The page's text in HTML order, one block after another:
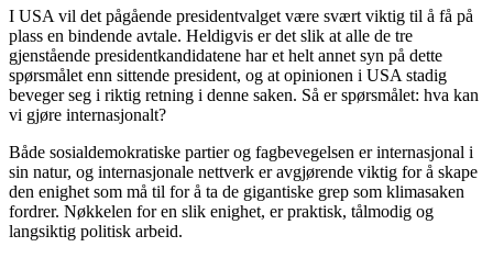
I USA vil det pågående presidentvalget være svært viktig til å få på
plass en bindende avtale. Heldigvis er det slik at alle de tre
gjenstående presidentkandidatene har et helt annet syn på dette
spørsmålet enn sittende president, og at opinionen i USA stadig
beveger seg i riktig retning i denne saken. Så er spørsmålet: hva kan
vi gjøre internasjonalt?
Både sosialdemokratiske partier og fagbevegelsen er internasjonal i
sin natur, og internasjonale nettverk er avgjørende viktig for å skape
den enighet som må til for å ta de gigantiske grep som klimasaken
fordrer. Nøkkelen for en slik enighet, er praktisk, tålmodig og
langsiktig politisk arbeid.